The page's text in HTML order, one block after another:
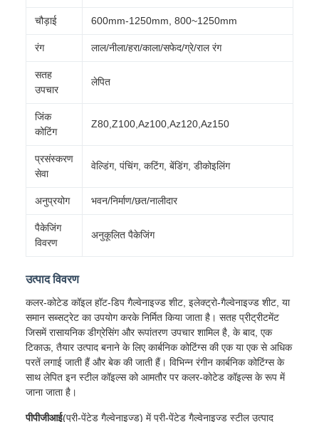
चौड़ाई 600mm-1250mm, 800~1250mm
रंग लाल/नीला/हरा/काला/सफेद/ग्रे/राल रंग
सतह
उपचार
लेपित
जिंक
कोटिंग
Z80,Z100,Az100,Az120,Az150
प्रसंस्करण
सेवा
वेल्डिंग, पंचिंग, कटिंग, बेंडिंग, डीकोइलिंग
अनुप्रयोग भवन/निर्माण/छत/नालीदार
पैकेजिंग
विवरण
अनुकूलित पैकेजिंग
उत्पाद विवरण
कलर-कोटेड कॉइल हॉट-डिप गैल्वेनाइज्ड शीट, इलेक्ट्रो-गैल्वेनाइज्ड शीट, या
समान सब्सट्रेट का उपयोग करके निर्मित किया जाता है। सतह प्रीट्रीटमेंट
जिसमें रासायनिक डीग्रेसिंग और रूपांतरण उपचार शामिल है, के बाद, एक
टिकाऊ, तैयार उत्पाद बनाने के लिए कार्बनिक कोटिंग्स की एक या एक से अधिक
परतें लगाई जाती हैं और बेक की जाती हैं। विभिन्न रंगीन कार्बनिक कोटिंग्स के
साथ लेपित इन स्टील कॉइल्स को आमतौर पर कलर-कोटेड कॉइल्स के रूप में
जाना जाता है।
पीपीजीआई(प्री-पेंटेड गैल्वेनाइज्ड) में प्री-पेंटेड गैल्वेनाइज्ड स्टील उत्पाद